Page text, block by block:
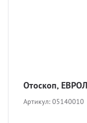
Отоскоп,
Артикул: 05140010